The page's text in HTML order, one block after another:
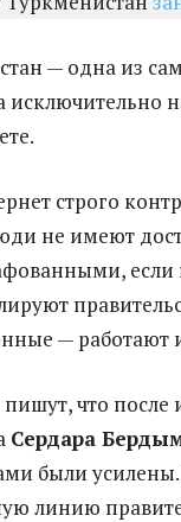
— одна из
​​исключительно
строго
не имеют
если
— работают
что после
Сердара
были
линию